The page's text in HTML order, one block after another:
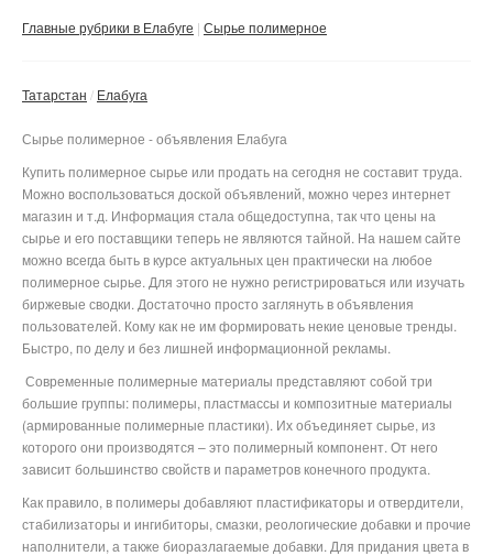
Главные рубрики в Елабуге Сырье полимерное
Татарстан Елабуга
Сырье полимерное - объявления Елабуга
Купить полимерное сырье или продать на сегодня не составит труда.
Можно воспользоваться доской объявлений, можно через интернет
магазин и т.д. Информация стала общедоступна, так что цены на
сырье и его поставщики теперь не являются тайной. На нашем сайте
можно всегда быть в курсе актуальных цен практически на любое
полимерное сырье. Для этого не нужно регистрироваться или изучать
биржевые сводки. Достаточно просто заглянуть в объявления
пользователей. Кому как не им формировать некие ценовые тренды.
Быстро, по делу и без лишней информационной рекламы.
Современные полимерные материалы представляют собой три
большие группы: полимеры, пластмассы и композитные материалы
(армированные полимерные пластики). Их объединяет сырье, из
которого они производятся – это полимерный компонент. От него
зависит большинство свойств и параметров конечного продукта.
Как правило, в полимеры добавляют пластификаторы и отвердители,
стабилизаторы и ингибиторы, смазки, реологические добавки и прочие
наполнители, а также биоразлагаемые добавки. Для придания цвета в